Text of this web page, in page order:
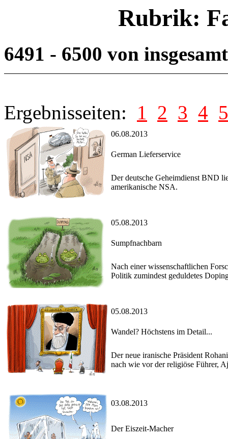
Rubrik:
6491 - 6500 von
Ergebnisseiten: 1 2 3 4 5
06.08.2013
German Lieferservice
Der deutsche Geheimdienst BND
amerikanische NSA.
05.08.2013
Sumpfnachbarn
Nach einer wissenschaftlichen
Politik zumindest geduldetes
05.08.2013
Wandel? Höchstens im Detail...
Der neue iranische Präsident
nach wie vor der religiöse Führer,
03.08.2013
Der Eiszeit-Macher